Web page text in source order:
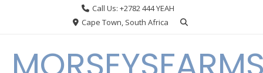
Call Us: +2782 444 YEAH
Cape Town, South Africa